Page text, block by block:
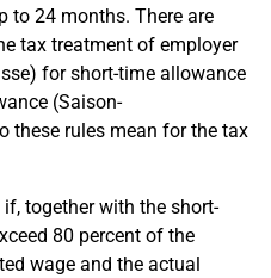
to 24 months. There are
tax treatment of employer
for short-time allowance
(Saison-
these rules mean for the tax
together with the short-
80 percent of the
wage and the actual